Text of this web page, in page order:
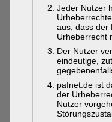
Jeder Nutzer
aus, dass der
Urheberrecht
Der Nutzer
eindeutige,
pafnet.de ist
der
Nutzer